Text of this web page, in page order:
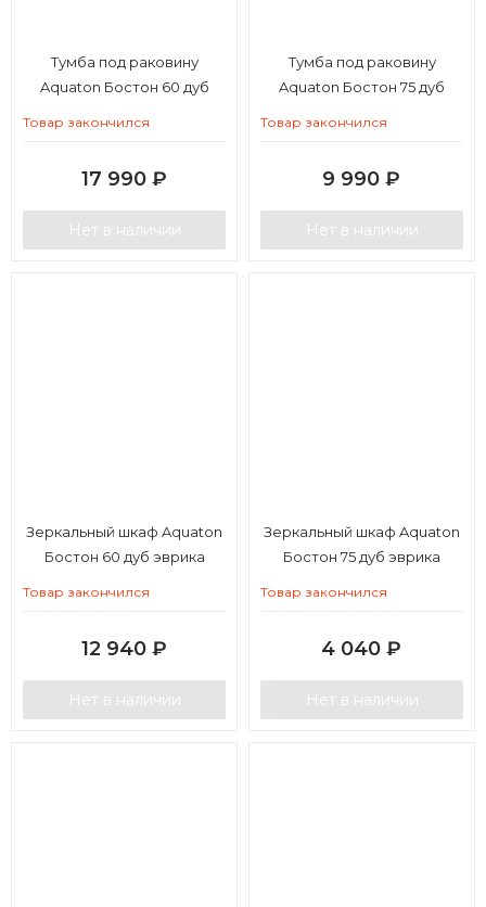
Тумба под раковину
Aquaton Бостон 60 дуб
Товар закончился
17 990 ₽
Нет в наличии
Тумба под раковину
Aquaton Бостон 75 дуб
Товар закончился
9 990 ₽
Нет в наличии
Зеркальный шкаф Aquaton
Бостон 60 дуб эврика
Товар закончился
12 940 ₽
Нет в наличии
Зеркальный шкаф Aquaton
Бостон 75 дуб эврика
Товар закончился
4 040 ₽
Нет в наличии